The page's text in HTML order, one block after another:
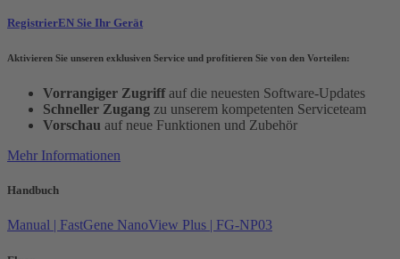
RegistrierEN Sie Ihr Gerät
Aktivieren Sie unseren exklusiven Service und profitieren Sie von den Vorteilen:
Vorrangiger Zugriffauf die neuesten Software-Updates
Schneller Zugang zu unserem kompetenten Serviceteam
Vorschau auf neue Funktionen und Zubehör
Mehr Informationen
Handbuch
Manual | FastGene NanoView Plus | FG-NP03